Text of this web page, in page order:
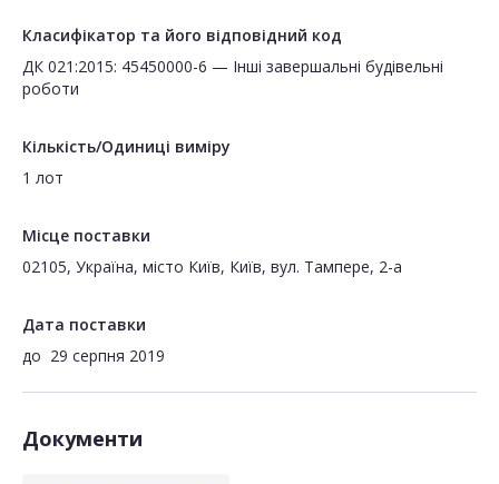
Класифікатор та його відповідний код
ДК 021:2015: 45450000-6 — Інші завершальні будівельні
роботи
Кількість/Одиниці виміру
1 лот
Місце поставки
02105, Україна, місто Київ, Київ, вул. Тампере, 2-а
Дата поставки
до 29 серпня 2019
Документи